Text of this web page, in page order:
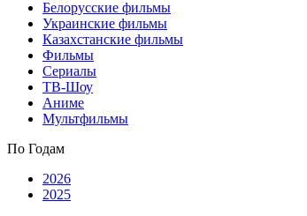
Белорусские фильмы
Украинские фильмы
Казахстанские фильмы
Фильмы
Сериалы
ТВ-Шоу
Аниме
Мультфильмы
По Годам
2026
2025